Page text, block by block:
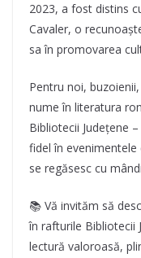
2023, a fost distins
Cavaler, o
sa în promovarea
Pentru noi,
nume în literatura
Bibliotecii Județene
fidel în
se regăsesc cu
📚 Vă invităm să
în rafturile Bibliotecii
lectură valoroasă,